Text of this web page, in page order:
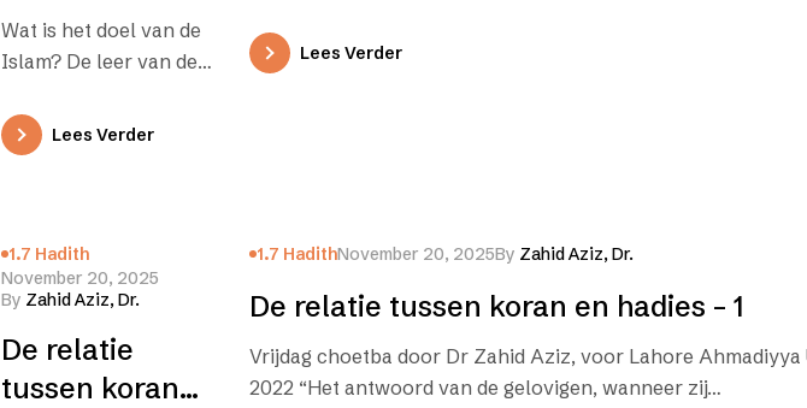
over de Islam
Wat is het doel van de
Islam? De leer van de
mens zodanig op te…
Lees Verder
Lees Verder
1.7 Hadith
November 20, 2025
By Zahid Aziz, Dr.
De relatie
tussen koran
1.7 HadithNovember 20, 2025By Zahid Aziz, Dr.
De relatie tussen koran en hadies – 1
Vrijdag choetba door Dr Zahid Aziz, voor Lahore Ahmadiyya
2022 “Het antwoord van de gelovigen, wanneer zij…